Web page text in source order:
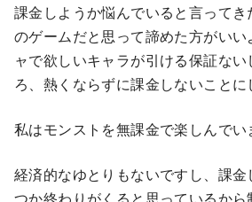
課金しようか悩んでいると言って
のゲームだと思って諦めた方がい
ャで欲しいキャラが引ける保証な
ろ、熱くならずに課金しないことに
私はモンストを無課金で楽しんでい
経済的なゆとりもないですし、課
つか終わりがくると思っているから